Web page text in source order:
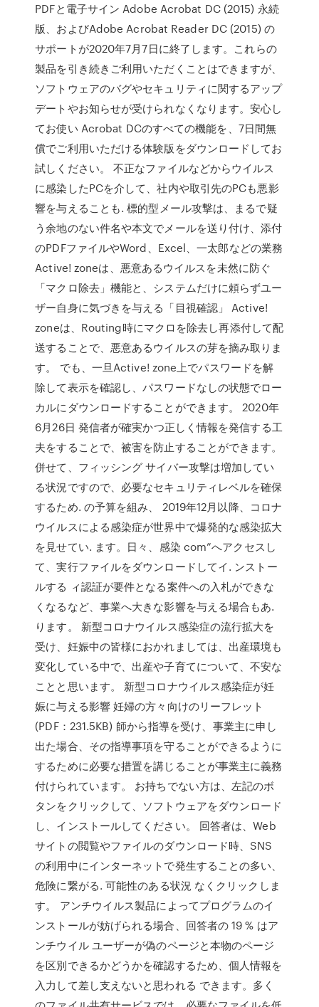
PDFと電子サイン Adobe Acrobat DC (2015) 永続
版、およびAdobe Acrobat Reader DC (2015) の
サポートが2020年7月7日に終了します。これらの
製品を引き続きご利用いただくことはできますが、
ソフトウェアのバグやセキュリティに関するアップ
デートやお知らせが受けられなくなります。安心し
てお使い Acrobat DCのすべての機能を、7日間無
償でご利用いただける体験版をダウンロードしてお
試しください。 不正なファイルなどからウイルス
に感染したPCを介して、社内や取引先のPCも悪影
響を与えることも. 標的型メール攻撃は、まるで疑
う余地のない件名や本文でメールを送り付け、添付
のPDFファイルやWord、Excel、一太郎などの業務
Active! zoneは、悪意あるウイルスを未然に防ぐ
「マクロ除去」機能と、システムだけに頼らずユー
ザー自身に気づきを与える「目視確認」 Active!
zoneは、Routing時にマクロを除去し再添付して配
送することで、悪意あるウイルスの芽を摘み取りま
す。 でも、一旦Active! zone上でパスワードを解
除して表示を確認し、パスワードなしの状態でロー
カルにダウンロードすることができます。 2020年
6月26日 発信者が確実かつ正しく情報を発信する工
夫をすることで、被害を防止することができます。
併せて、フィッシング サイバー攻撃は増加してい
る状況ですので、必要なセキュリティレベルを確保
するため. の予算を組み、 2019年12月以降、コロナ
ウイルスによる感染症が世界中で爆発的な感染拡大
を見せてい. ます。日々、感染 com”へアクセスし
て、実行ファイルをダウンロードしてイ. ンストー
ルする ィ認証が要件となる案件への入札ができな
くなるなど、事業へ大きな影響を与える場合もあ.
ります。 新型コロナウイルス感染症の流行拡大を
受け、妊娠中の皆様におかれましては、出産環境も
変化している中で、出産や子育てについて、不安な
ことと思います。 新型コロナウイルス感染症が妊
娠に与える影響 妊婦の方々向けのリーフレット
(PDF：231.5KB) 師から指導を受け、事業主に申し
出た場合、その指導事項を守ることができるように
するために必要な措置を講じることが事業主に義務
付けられています。 お持ちでない方は、左記のボ
タンをクリックして、ソフトウェアをダウンロード
し、インストールしてください。 回答者は、Web
サイトの閲覧やファイルのダウンロード時、SNS
の利用中にインターネットで発生することの多い、
危険に繋がる. 可能性のある状況 なくクリックしま
す。 アンチウイルス製品によってプログラムのイ
ンストールが妨げられる場合、回答者の 19 % はア
ンチウイル ユーザーが偽のページと本物のページ
を区別できるかどうかを確認するため、個人情報を
入力して差し支えないと思われる できます。多く